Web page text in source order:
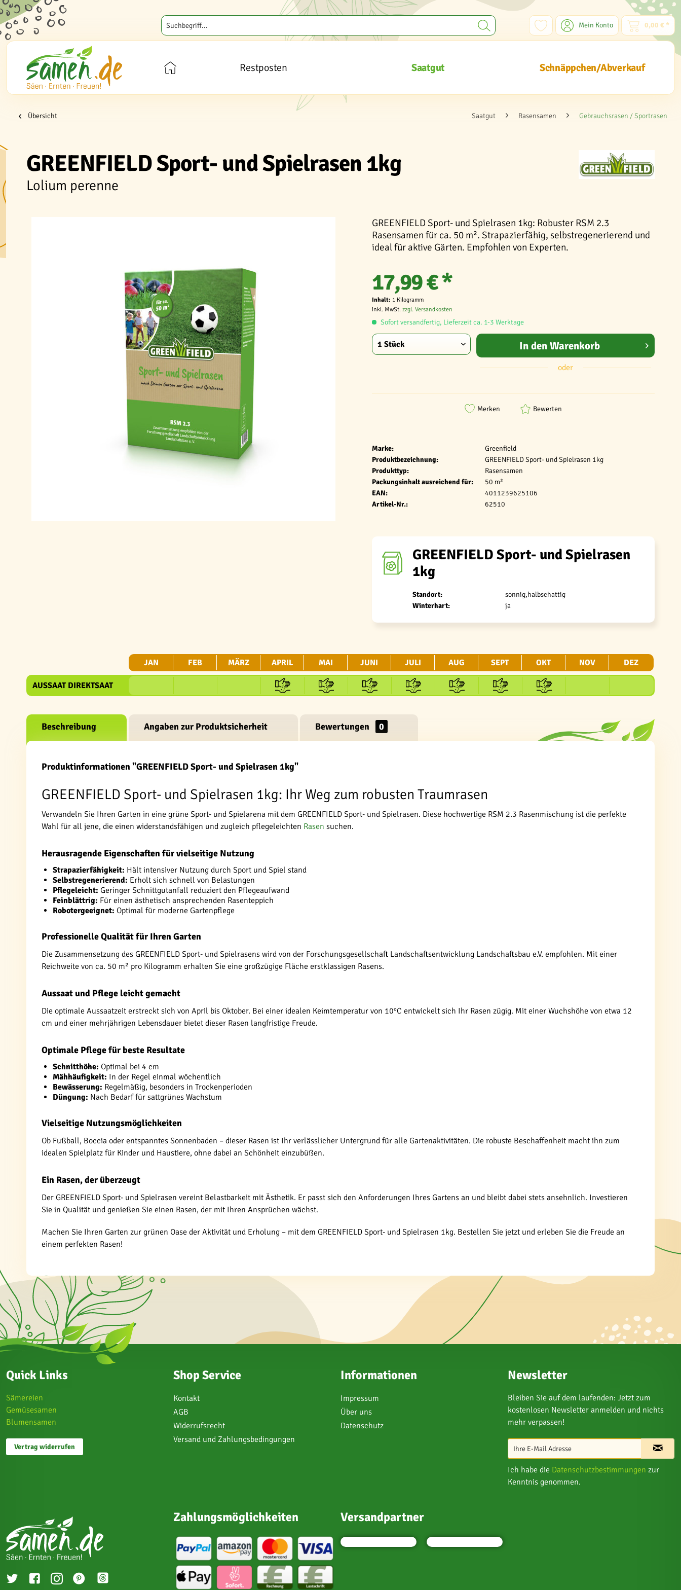
Mein Konto 0,00 € *
Restposten Saatgut Schnäppchen/Abverkauf
Übersicht Saatgut Rasensamen Gebrauchsrasen / Sportrasen
GREENFIELD Sport- und Spielrasen 1kg
Lolium perenne
GREENFIELD Sport- und Spielrasen 1kg: Robuster RSM 2.3
Rasensamen für ca. 50 m². Strapazierfähig, selbstregenerierend und
ideal für aktive Gärten. Empfohlen von Experten.
Marke:
Greenfield
Produktbezeichnung:
GREENFIELD Sport- und Spielrasen 1kg
Produkttyp:
Rasensamen
Packungsinhalt ausreichend für:
50 m²
EAN:
4011239625106
Artikel-Nr.:
62510
17,99 € *
Inhalt: 1 Kilogramm
inkl. MwSt. zzgl. Versandkosten
Sofort versandfertig, Lieferzeit ca. 1-3 Werktage
In den Warenkorb
oder
Merken Bewerten
GREENFIELD Sport- und Spielrasen
1kg
Standort:
sonnig,halbschattig
Winterhart:
ja
JAN FEB MÄRZ APRIL MAI JUNI JULI AUG SEPT OKT NOV DEZ
AUSSAAT DIREKTSAAT
Beschreibung Angaben zur Produktsicherheit Bewertungen 0
Produktinformationen "GREENFIELD Sport- und Spielrasen 1kg"
GREENFIELD Sport- und Spielrasen 1kg: Ihr Weg zum robusten Traumrasen
Verwandeln Sie Ihren Garten in eine grüne Sport- und Spielarena mit dem GREENFIELD Sport- und Spielrasen. Diese hochwertige RSM 2.3 Rasenmischung ist die perfekte
Wahl für all jene, die einen widerstandsfähigen und zugleich pflegeleichten Rasen suchen.
Herausragende Eigenschaften für vielseitige Nutzung
Strapazierfähigkeit: Hält intensiver Nutzung durch Sport und Spiel stand
Selbstregenerierend: Erholt sich schnell von Belastungen
Pflegeleicht: Geringer Schnittgutanfall reduziert den Pflegeaufwand
Feinblättrig: Für einen ästhetisch ansprechenden Rasenteppich
Robotergeeignet: Optimal für moderne Gartenpflege
Professionelle Qualität für Ihren Garten
Die Zusammensetzung des GREENFIELD Sport- und Spielrasens wird von der Forschungsgesellschaft Landschaftsentwicklung Landschaftsbau e.V. empfohlen. Mit einer
Reichweite von ca. 50 m² pro Kilogramm erhalten Sie eine großzügige Fläche erstklassigen Rasens.
Aussaat und Pflege leicht gemacht
Die optimale Aussaatzeit erstreckt sich von April bis Oktober. Bei einer idealen Keimtemperatur von 10°C entwickelt sich Ihr Rasen zügig. Mit einer Wuchshöhe von etwa 12
cm und einer mehrjährigen Lebensdauer bietet dieser Rasen langfristige Freude.
Optimale Pflege für beste Resultate
Schnitthöhe: Optimal bei 4 cm
Mähhäufigkeit: In der Regel einmal wöchentlich
Bewässerung: Regelmäßig, besonders in Trockenperioden
Düngung: Nach Bedarf für sattgrünes Wachstum
Vielseitige Nutzungsmöglichkeiten
Ob Fußball, Boccia oder entspanntes Sonnenbaden – dieser Rasen ist Ihr verlässlicher Untergrund für alle Gartenaktivitäten. Die robuste Beschaffenheit macht ihn zum
idealen Spielplatz für Kinder und Haustiere, ohne dabei an Schönheit einzubüßen.
Ein Rasen, der überzeugt
Der GREENFIELD Sport- und Spielrasen vereint Belastbarkeit mit Ästhetik. Er passt sich den Anforderungen Ihres Gartens an und bleibt dabei stets ansehnlich. Investieren
Sie in Qualität und genießen Sie einen Rasen, der mit Ihren Ansprüchen wächst.
Machen Sie Ihren Garten zur grünen Oase der Aktivität und Erholung – mit dem GREENFIELD Sport- und Spielrasen 1kg. Bestellen Sie jetzt und erleben Sie die Freude an
einem perfekten Rasen!
Quick Links
Sämereien
Gemüsesamen
Blumensamen
Vertrag widerrufen
Shop Service
Kontakt
AGB
Widerrufsrecht
Versand und Zahlungsbedingungen
Informationen
Impressum
Über uns
Datenschutz
Newsletter
Bleiben Sie auf dem laufenden: Jetzt zum
kostenlosen Newsletter anmelden und nichts
mehr verpassen!
Ich habe die Datenschutzbestimmungen zur
Kenntnis genommen.
Zahlungsmöglichkeiten Versandpartner